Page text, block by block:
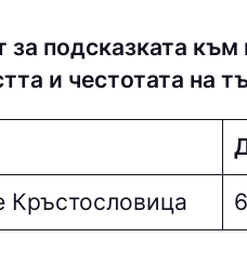
за подсказката
и честотата на
Кръстословица 6